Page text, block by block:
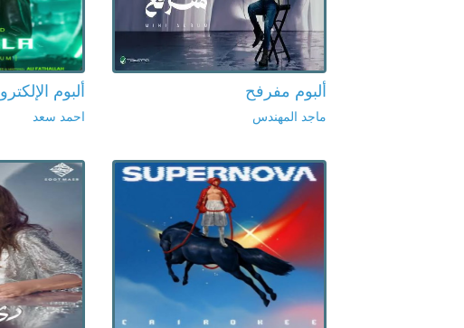
ألبوم مفرفح
ماجد المهندس
ألبوم الإلكترو
احمد سعد